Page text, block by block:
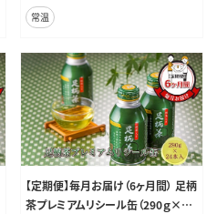
常温
【定期便】毎月お届け（6ヶ月間） 足柄
茶プレミアムリシール缶（290ｇ×24